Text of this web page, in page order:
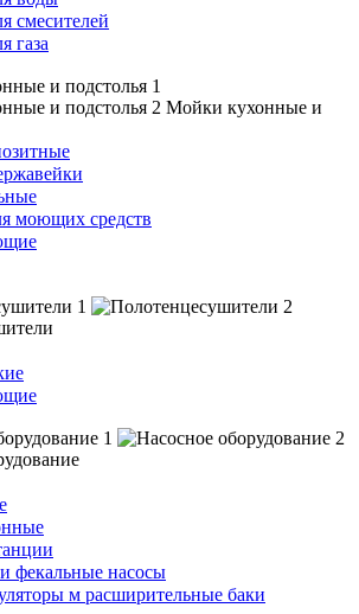
смесителей
газа
Мойки кухонные и
моющих средств
фекальные насосы
м расширительные баки